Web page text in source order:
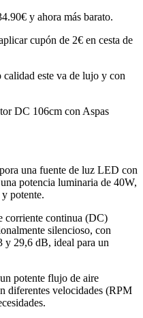
y ahora más barato.
cupón de 2€ en cesta de
este va de lujo y con
DC 106cm con Aspas
una fuente de luz LED con
potencia luminaria de 40W,
potente.
corriente continua (DC)
silencioso, con
y 29,6 dB, ideal para un
potente flujo de aire
diferentes velocidades (RPM